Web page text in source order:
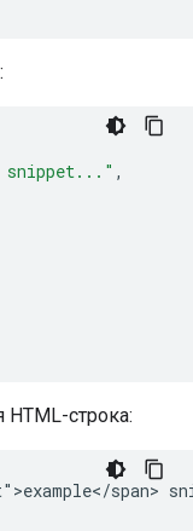
snippet..." ,
HTML-строка: